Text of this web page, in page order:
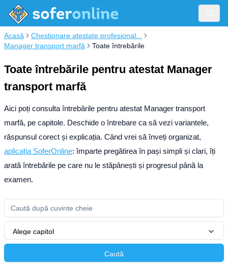
Acasă
Chestionare atestate profesional...
Manager transport marfă
Toate întrebările
Toate întrebările pentru atestat Manager
transport marfă
Aici poți consulta întrebările pentru atestat Manager transport
marfă, pe capitole. Deschide o întrebare ca să vezi variantele,
răspunsul corect și explicația. Când vrei să înveți organizat,
aplicația SoferOnline: împarte pregătirea în pași simpli și clari, îți
arată întrebările pe care nu le stăpânești și progresul până la
examen.
Alege capitol
Caută